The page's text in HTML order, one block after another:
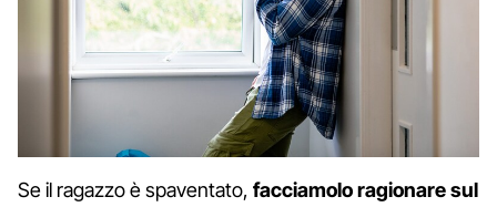
Se il ragazzo è spaventato, facciamolo ragionare sul